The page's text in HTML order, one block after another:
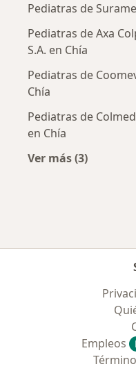
Pediatras de
Pediatras de Axa
S.A. en Chía
Pediatras de
Chía
Pediatras de
en Chía
Ver más (3)
Empleos